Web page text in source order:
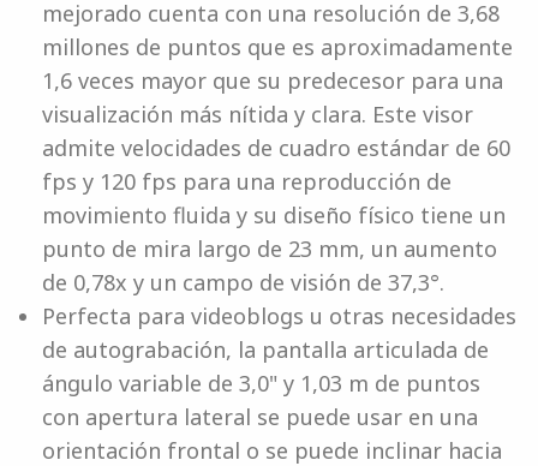
mejorado cuenta con una resolución de 3,68
millones de puntos que es aproximadamente
1,6 veces mayor que su predecesor para una
visualización más nítida y clara. Este visor
admite velocidades de cuadro estándar de 60
fps y 120 fps para una reproducción de
movimiento fluida y su diseño físico tiene un
punto de mira largo de 23 mm, un aumento
de 0,78x y un campo de visión de 37,3°.
Perfecta para videoblogs u otras necesidades
de autograbación, la pantalla articulada de
ángulo variable de 3,0" y 1,03 m de puntos
con apertura lateral se puede usar en una
orientación frontal o se puede inclinar hacia